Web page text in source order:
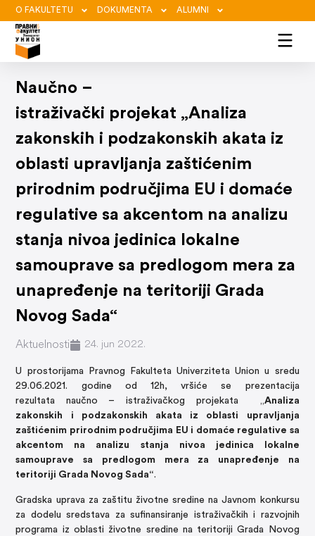
O FAKULTETU DOKUMENTA ALUMNI
Naučno –
istraživački projekat „Analiza
zakonskih i podzakonskih akata iz
oblasti upravljanja zaštićenim
prirodnim područjima EU i domaće
regulative sa akcentom na analizu
stanja nivoa jedinica lokalne
samouprave sa predlogom mera za
unapređenje na teritoriji Grada
Novog Sada“
Aktuelnosti 24. jun 2022.
U prostorijama Pravnog Fakulteta Univerziteta Union u sredu
29.06.2021. godine od 12h, vršiće se prezentacija
rezultata naučno – istraživačkog projekata „Analiza
zakonskih i podzakonskih akata iz oblasti upravljanja
zaštićenim prirodnim područjima EU i domaće regulative sa
akcentom na analizu stanja nivoa jedinica lokalne
samouprave sa predlogom mera za unapređenje na
teritoriji Grada Novog Sada“.
Gradska uprava za zaštitu životne sredine na Javnom konkursu
za dodelu sredstava za sufinansiranje istraživačkih i razvojnih
programa iz oblasti životne sredine na teritoriji Grada Novog